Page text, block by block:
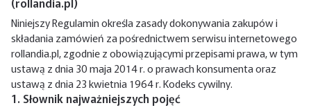
Niniejszy Regulamin określa zasady dokonywania zakupów i
składania zamówień za pośrednictwem serwisu internetowego
rollandia.pl, zgodnie z obowiązującymi przepisami prawa, w tym
ustawą z dnia 30 maja 2014 r. o prawach konsumenta oraz
ustawą z dnia 23 kwietnia 1964 r. Kodeks cywilny.
1. Słownik najważniejszych pojęć